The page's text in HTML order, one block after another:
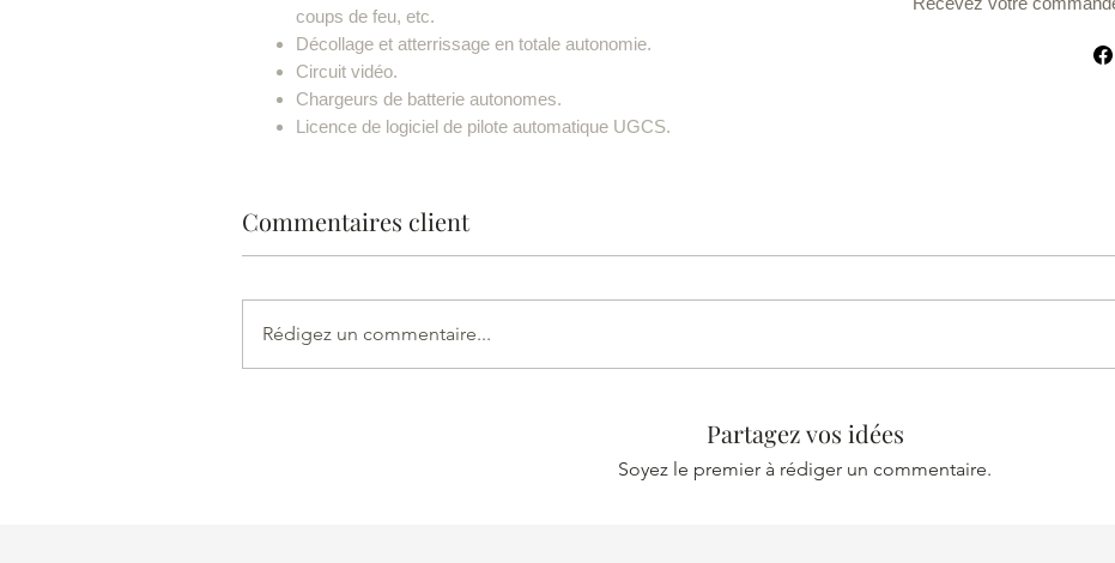
coups de feu, etc.
Décollage et atterrissage en totale autonomie.
Circuit vidéo.
Chargeurs de batterie autonomes.
Licence de logiciel de pilote automatique UGCS.
Commentaires client
Rédigez un commentaire...
Partagez vos idées
Soyez le premier à rédiger un commentaire.